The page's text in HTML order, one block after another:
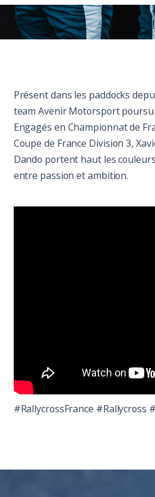
Paddock
Organisation
Présent dans les paddocks
team Avenir Motorsport
Engagés en Championnat de
Coupe de France Division 3,
Dando portent haut les
entre passion et ambition.
#RallycrossFrance #Rallycross